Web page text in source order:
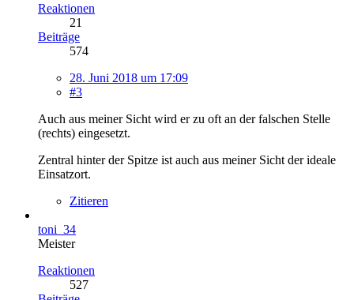
Reaktionen
21
Beiträge
574
28. Juni 2018 um 17:09
#3
Auch aus meiner Sicht wird er zu oft an der falschen Stelle
(rechts) eingesetzt.
Zentral hinter der Spitze ist auch aus meiner Sicht der ideale
Einsatzort.
Zitieren
toni_34
Meister
Reaktionen
527